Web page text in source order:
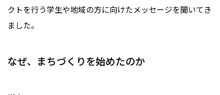
クトを行う学生や地域の方に向けたメッセージを聞いてき
ました。
なぜ、まちづくりを始めたのか